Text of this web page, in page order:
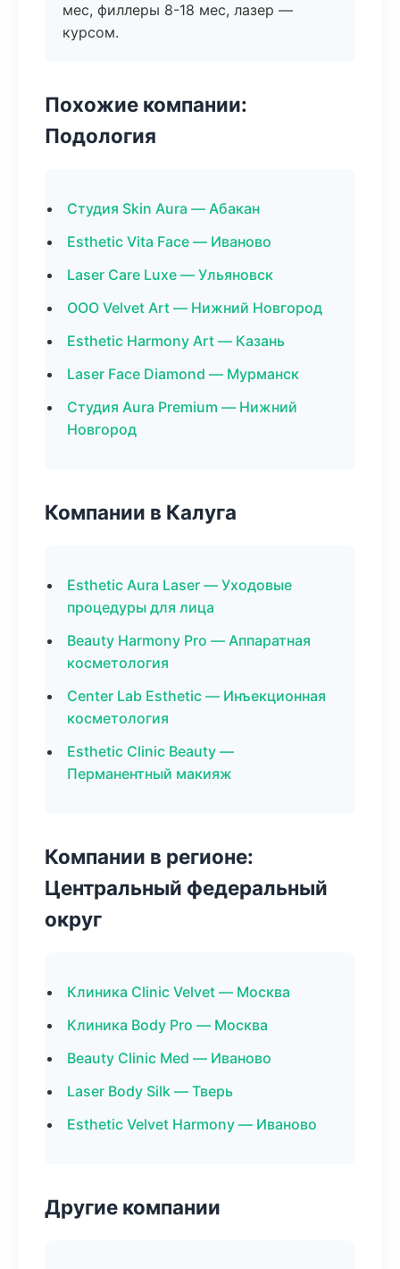
мес, филлеры 8-18 мес, лазер —
курсом.
Похожие компании:
Подология
Студия Skin Aura — Абакан
Esthetic Vita Face — Иваново
Laser Care Luxe — Ульяновск
ООО Velvet Art — Нижний Новгород
Esthetic Harmony Art — Казань
Laser Face Diamond — Мурманск
Студия Aura Premium — Нижний
Новгород
Компании в Калуга
Esthetic Aura Laser — Уходовые
процедуры для лица
Beauty Harmony Pro — Аппаратная
косметология
Center Lab Esthetic — Инъекционная
косметология
Esthetic Clinic Beauty —
Перманентный макияж
Компании в регионе:
Центральный федеральный
округ
Клиника Clinic Velvet — Москва
Клиника Body Pro — Москва
Beauty Clinic Med — Иваново
Laser Body Silk — Тверь
Esthetic Velvet Harmony — Иваново
Другие компании